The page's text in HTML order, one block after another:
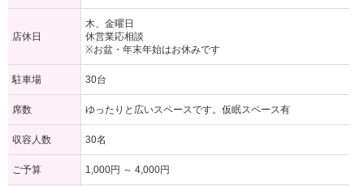
店休日
木、金曜日
休営業応相談
※お盆・年末年始はお休みです
駐車場 30台
席数 ゆったりと広いスペースです。仮眠スペース有
収容人数 30名
ご予算 1,000円 ～ 4,000円